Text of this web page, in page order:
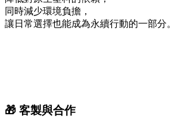
同時減少環境負擔，
讓日常選擇也能成為永續行動的一部分。
🎁 客製與合作